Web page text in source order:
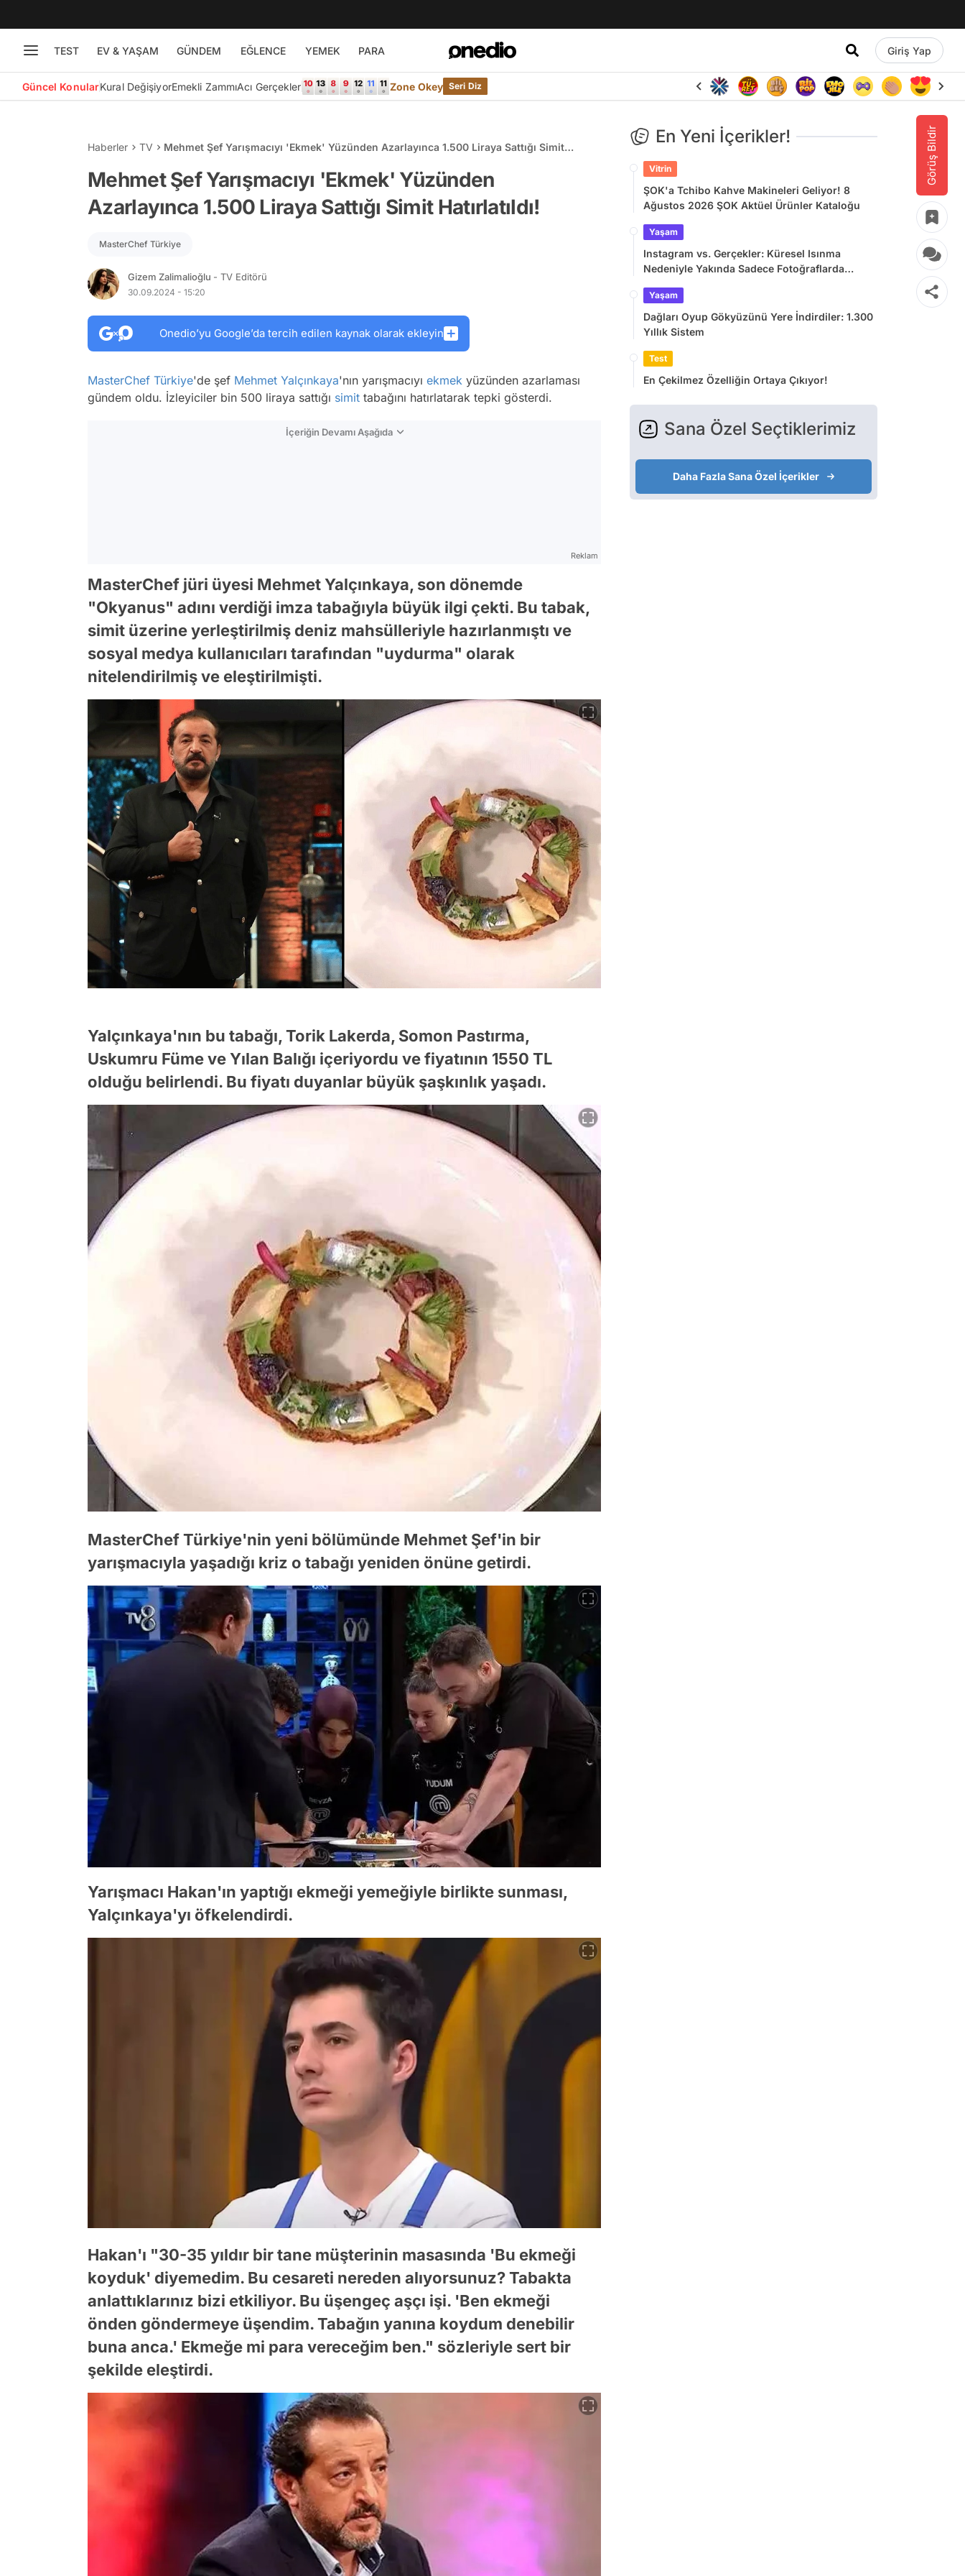
TEST EV & YAŞAM GÜNDEM EĞLENCE YEMEK PARA Giriş Yap
Güncel KonularKural DeğişiyorEmekli ZammıAcı Gerçekler Zone Okey Seri Diz
Görüş Bildir
Haberler TV
Mehmet Şef Yarışmacıyı 'Ekmek' Yüzünden Azarlayınca 1.500 Liraya Sattığı Simit
Mehmet Şef Yarışmacıyı 'Ekmek' Yüzünden
Azarlayınca 1.500 Liraya Sattığı Simit Hatırlatıldı!
MasterChef Türkiye
Gizem Zalimalioğlu - TV Editörü
30.09.2024 - 15:20
Onedio’yu Google’da tercih edilen kaynak olarak ekleyin
MasterChef Türkiye'de şef Mehmet Yalçınkaya'nın yarışmacıyı ekmek yüzünden azarlaması
gündem oldu. İzleyiciler bin 500 liraya sattığı simit tabağını hatırlatarak tepki gösterdi.
İçeriğin Devamı Aşağıda
Reklam
MasterChef jüri üyesi Mehmet Yalçınkaya, son dönemde
"Okyanus" adını verdiği imza tabağıyla büyük ilgi çekti. Bu tabak,
simit üzerine yerleştirilmiş deniz mahsülleriyle hazırlanmıştı ve
sosyal medya kullanıcıları tarafından "uydurma" olarak
nitelendirilmiş ve eleştirilmişti.
Yalçınkaya'nın bu tabağı, Torik Lakerda, Somon Pastırma,
Uskumru Füme ve Yılan Balığı içeriyordu ve fiyatının 1550 TL
olduğu belirlendi. Bu fiyatı duyanlar büyük şaşkınlık yaşadı.
MasterChef Türkiye'nin yeni bölümünde Mehmet Şef'in bir
yarışmacıyla yaşadığı kriz o tabağı yeniden önüne getirdi.
Yarışmacı Hakan'ın yaptığı ekmeği yemeğiyle birlikte sunması,
Yalçınkaya'yı öfkelendirdi.
Hakan'ı "30-35 yıldır bir tane müşterinin masasında 'Bu ekmeği
koyduk' diyemedim. Bu cesareti nereden alıyorsunuz? Tabakta
anlattıklarınız bizi etkiliyor. Bu üşengeç aşçı işi. 'Ben ekmeği
önden göndermeye üşendim. Tabağın yanına koydum denebilir
buna anca.' Ekmeğe mi para vereceğim ben." sözleriyle sert bir
şekilde eleştirdi.
En Yeni İçerikler!
Vitrin
ŞOK'a Tchibo Kahve Makineleri Geliyor! 8
Ağustos 2026 ŞOK Aktüel Ürünler Kataloğu
Yaşam
Instagram vs. Gerçekler: Küresel Isınma
Nedeniyle Yakında Sadece Fotoğraflarda
Yaşam
Dağları Oyup Gökyüzünü Yere İndirdiler: 1.300
Yıllık Sistem
Test
En Çekilmez Özelliğin Ortaya Çıkıyor!
Sana Özel Seçtiklerimiz
Daha Fazla Sana Özel İçerikler